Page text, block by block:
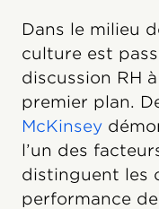
Dans le milieu
culture est
discussion RH
premier plan.
McKinsey
l’un des
distinguent les
performance